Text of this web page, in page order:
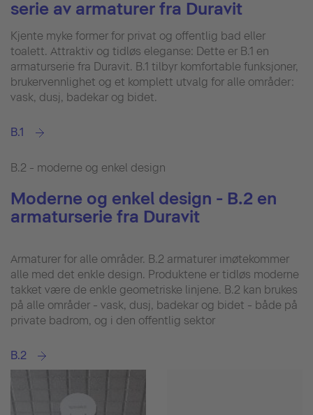
serie av armaturer fra Duravit
Kjente myke former for privat og offentlig bad eller
toalett. Attraktiv og tidløs eleganse: Dette er B.1 en
armaturserie fra Duravit. B.1 tilbyr komfortable funksjoner,
brukervennlighet og et komplett utvalg for alle områder:
vask, dusj, badekar og bidet.
B.1
B.2 - moderne og enkel design
Moderne og enkel design - B.2 en
armaturserie fra Duravit
Armaturer for alle områder. B.2 armaturer imøtekommer
alle med det enkle design. Produktene er tidløs moderne
takket være de enkle geometriske linjene. B.2 kan brukes
på alle områder - vask, dusj, badekar og bidet - både på
private badrom, og i den offentlig sektor
B.2